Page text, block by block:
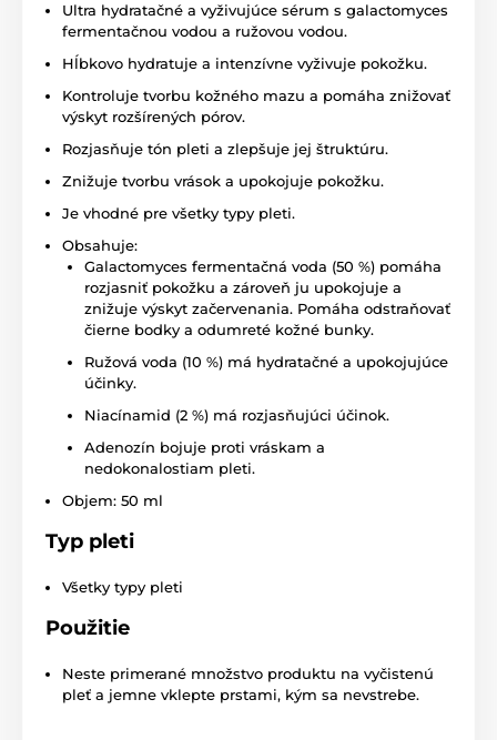
Ultra hydratačné a vyživujúce sérum s galactomyces
fermentačnou vodou a ružovou vodou.
Hĺbkovo hydratuje a intenzívne vyživuje pokožku.
Kontroluje tvorbu kožného mazu a pomáha znižovať
výskyt rozšírených pórov.
Rozjasňuje tón pleti a zlepšuje jej štruktúru.
Znižuje tvorbu vrások a upokojuje pokožku.
Je vhodné pre všetky typy pleti.
Obsahuje:
Galactomyces fermentačná voda (50 %) pomáha
rozjasniť pokožku a zároveň ju upokojuje a
znižuje výskyt začervenania. Pomáha odstraňovať
čierne bodky a odumreté kožné bunky.
Ružová voda (10 %) má hydratačné a upokojujúce
účinky.
Niacínamid (2 %) má rozjasňujúci účinok.
Adenozín bojuje proti vráskam a
nedokonalostiam pleti.
Objem: 50 ml
Typ pleti
Všetky typy pleti
Použitie
Neste primerané množstvo produktu na vyčistenú
pleť a jemne vklepte prstami, kým sa nevstrebe.